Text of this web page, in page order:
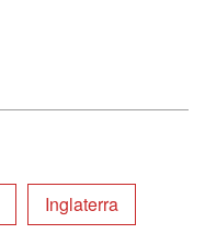
Inglaterra